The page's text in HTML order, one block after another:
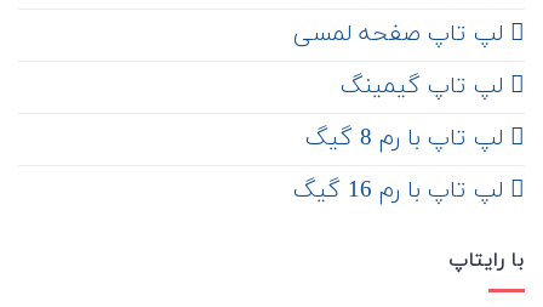
لپ تاپ صفحه لمسی
لپ تاپ گیمینگ
لپ تاپ با رم 8 گیگ
لپ تاپ با رم 16 گیگ
با رایتاپ